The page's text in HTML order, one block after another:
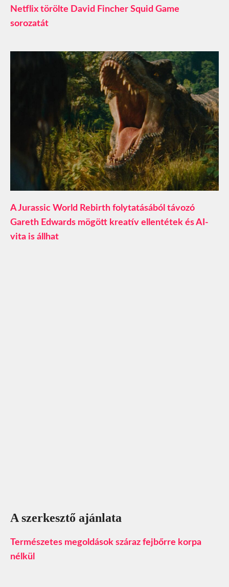
Netflix törölte David Fincher Squid Game
sorozatát
A Jurassic World Rebirth folytatásából távozó
Gareth Edwards mögött kreatív ellentétek és AI-
vita is állhat
A szerkesztő ajánlata
Természetes megoldások száraz fejbőrre korpa
nélkül